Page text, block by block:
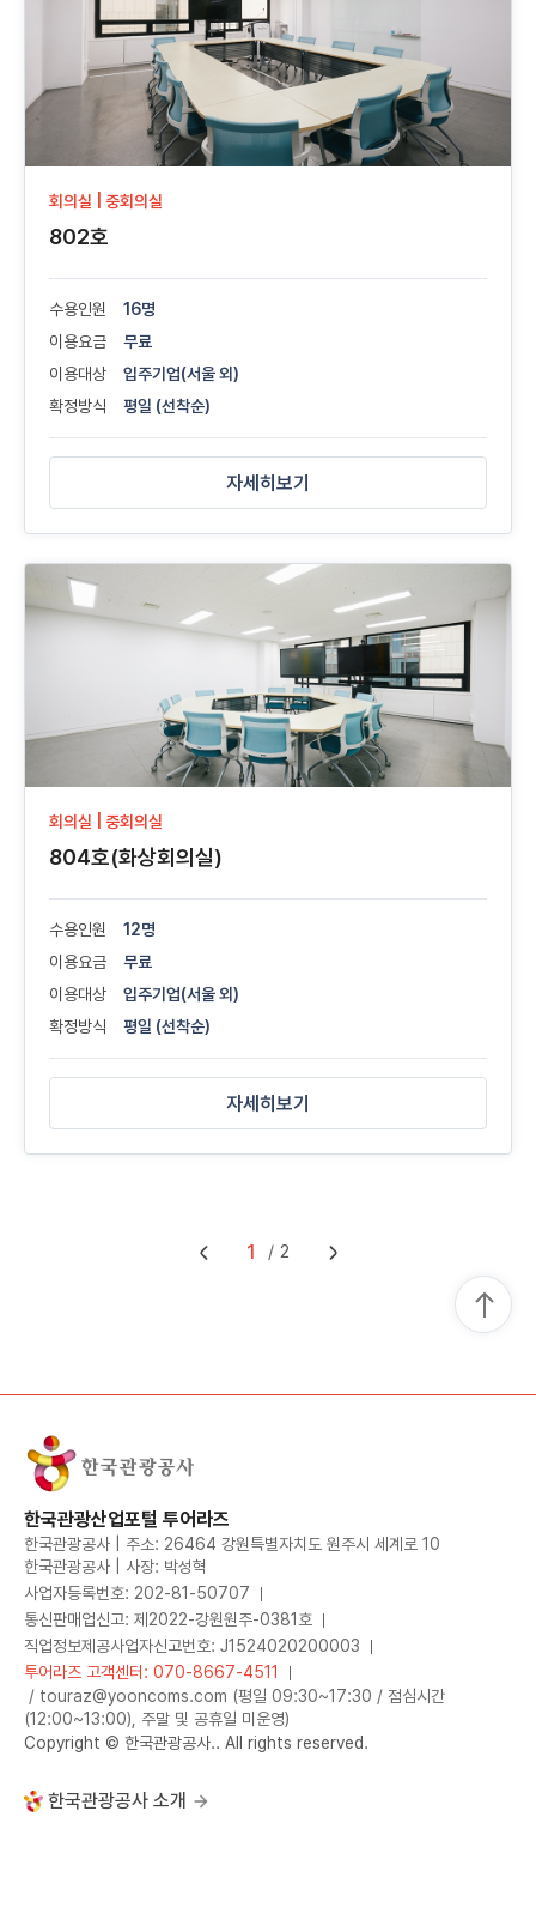
회의실 | 중회의실
802호
수용인원
16명
이용요금
무료
이용대상
입주기업(서울 외)
확정방식
평일 (선착순)
자세히보기
회의실 | 중회의실
804호(화상회의실)
수용인원
12명
이용요금
무료
이용대상
입주기업(서울 외)
확정방식
평일 (선착순)
자세히보기
1 2
한국관광산업포털 투어라즈
한국관광공사 | 주소: 26464 강원특별자치도 원주시 세계로 10
한국관광공사 | 사장: 박성혁
사업자등록번호: 202-81-50707
통신판매업신고: 제2022-강원원주-0381호
직업정보제공사업자신고번호: J1524020200003
투어라즈 고객센터: 070-8667-4511
/ touraz@yooncoms.com (평일 09:30~17:30 / 점심시간
(12:00~13:00), 주말 및 공휴일 미운영)
Copyright © 한국관광공사.. All rights reserved.
한국관광공사 소개